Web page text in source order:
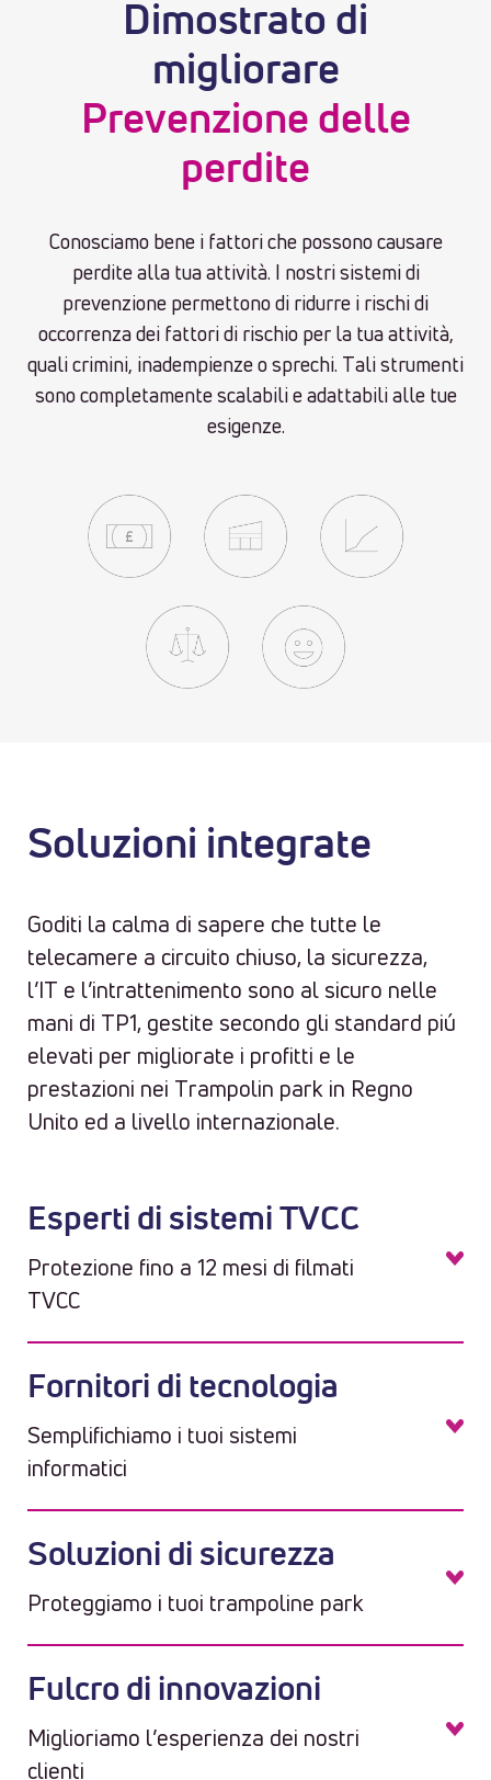
Dimostrato di
migliorare
Prevenzione delle
perdite
Conosciamo bene i fattori che possono causare
perdite alla tua attività. I nostri sistemi di
prevenzione permettono di ridurre i rischi di
occorrenza dei fattori di rischio per la tua attività,
quali crimini, inadempienze o sprechi. Tali strumenti
sono completamente scalabili e adattabili alle tue
esigenze.
Soluzioni integrate
Goditi la calma di sapere che tutte le
telecamere a circuito chiuso, la sicurezza,
l’IT e l’intrattenimento sono al sicuro nelle
mani di TP1, gestite secondo gli standard piú
elevati per migliorate i profitti e le
prestazioni nei Trampolin park in Regno
Unito ed a livello internazionale.
Esperti di sistemi TVCC
Protezione fino a 12 mesi di filmati
TVCC
Fornitori di tecnologia
Semplifichiamo i tuoi sistemi
informatici
Soluzioni di sicurezza
Proteggiamo i tuoi trampoline park
Fulcro di innovazioni
Miglioriamo l’esperienza dei nostri
clienti